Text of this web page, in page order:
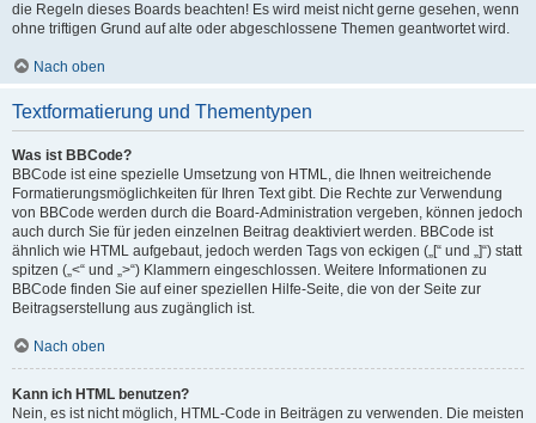
die Regeln dieses Boards beachten! Es wird meist nicht gerne gesehen, wenn
ohne triftigen Grund auf alte oder abgeschlossene Themen geantwortet wird.
Nach oben
Textformatierung und Thementypen
Was ist BBCode?
BBCode ist eine spezielle Umsetzung von HTML, die Ihnen weitreichende
Formatierungsmöglichkeiten für Ihren Text gibt. Die Rechte zur Verwendung
von BBCode werden durch die Board-Administration vergeben, können jedoch
auch durch Sie für jeden einzelnen Beitrag deaktiviert werden. BBCode ist
ähnlich wie HTML aufgebaut, jedoch werden Tags von eckigen („[“ und „]“) statt
spitzen („<“ und „>“) Klammern eingeschlossen. Weitere Informationen zu
BBCode finden Sie auf einer speziellen Hilfe-Seite, die von der Seite zur
Beitragserstellung aus zugänglich ist.
Nach oben
Kann ich HTML benutzen?
Nein, es ist nicht möglich, HTML-Code in Beiträgen zu verwenden. Die meisten